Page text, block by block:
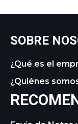
SOBRE
¿Qué es el
¿Quiénes